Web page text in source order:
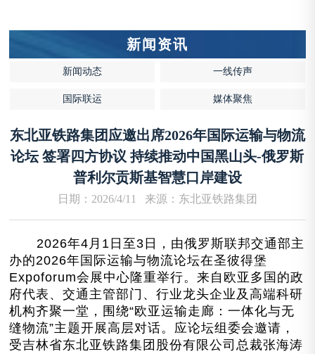
新闻资讯
新闻动态 一线传声
国际联运 媒体聚焦
东北亚铁路集团应邀出席2026年国际运输与物流
论坛 签署四方协议 持续推动中国黑山头-俄罗斯
普利尔贡斯基智慧口岸建设
日期：2026/4/11 来源：东北亚铁路集团
2026年4月1日至3日，由俄罗斯联邦交通部主
办的2026年国际运输与物流论坛在圣彼得堡
Expoforum会展中心隆重举行。来自欧亚多国的政
府代表、交通主管部门、行业龙头企业及高端科研
机构齐聚一堂，围绕“欧亚运输走廊：一体化与无
缝物流”主题开展高层对话。应论坛组委会邀请，
受吉林省东北亚铁路集团股份有限公司总裁张海涛